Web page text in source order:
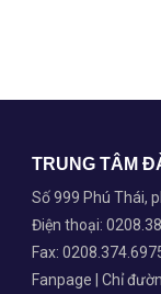
TRUNG TÂM
Số 999 Phú Thái,
Điện thoại:
Fax:
Fanpage
Chỉ